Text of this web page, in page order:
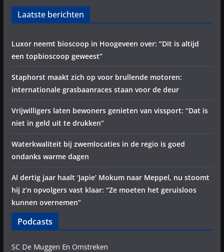
Laatste berichten
Luxor neemt bioscoop in Hoogeveen over: “Dit is altijd
een topbioscoop geweest”
Staphorst maakt zich op voor brullende motoren:
internationale grasbaanraces staan voor de deur
Vrijwilligers laten bewoners genieten van vissport: “Dat is
niet in geld uit te drukken”
Waterkwaliteit bij zwemlocaties in de regio is goed
ondanks warme dagen
Al dertig jaar haalt ‘Japie’ Mokum naar Meppel, nu stoomt
hij z’n opvolgers vast klaar: “Ze moeten het geruisloos
kunnen overnemen”
Podcasts
SC De Muggen En Omstreken